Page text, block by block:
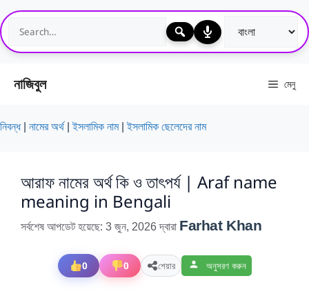
এড়িেয়
লেখায়
যান
নাজিবুল মেনু
নিবন্ধ| নামের অর্থ |ইসলামিক নাম|ইসলামিক ছেলেদের নাম
আরাফ নামের অর্থ কি ও তাৎপর্য | Araf name
meaning in Bengali
সর্বশেষ আপডেট হয়েছে: 3 জুন, 2026দ্বারা Farhat Khan
0 0 শেয়ার অনুসরণ করুন